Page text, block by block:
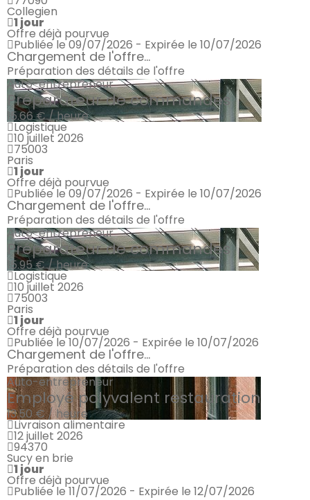
Collegien
1 jour
Offre déjà pourvue
Publiée le 09/07/2026 - Expirée le 10/07/2026
Chargement de l'offre...
Préparation des détails de l'offre
Auto-entrepreneur
Préparateur de commandes
15.66 € / heure
Logistique
10 juillet 2026
75003
Paris
1 jour
Offre déjà pourvue
Publiée le 09/07/2026 - Expirée le 10/07/2026
Chargement de l'offre...
Préparation des détails de l'offre
Auto-entrepreneur
Préparateur de commandes
15.95 € / heure
Logistique
10 juillet 2026
75003
Paris
1 jour
Offre déjà pourvue
Publiée le 10/07/2026 - Expirée le 10/07/2026
Chargement de l'offre...
Préparation des détails de l'offre
Auto-entrepreneur
Employé polyvalent restauration
13.50 € / heure
Livraison alimentaire
12 juillet 2026
94370
Sucy en brie
1 jour
Offre déjà pourvue
Publiée le 11/07/2026 - Expirée le 12/07/2026